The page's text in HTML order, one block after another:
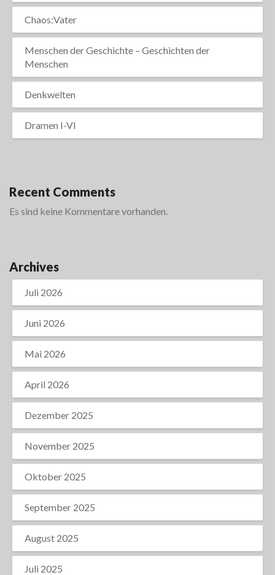
Chaos:Vater
Menschen der Geschichte – Geschichten der
Menschen
Denkwelten
Dramen I-VI
Recent Comments
Es sind keine Kommentare vorhanden.
Archives
Juli 2026
Juni 2026
Mai 2026
April 2026
Dezember 2025
November 2025
Oktober 2025
September 2025
August 2025
Juli 2025